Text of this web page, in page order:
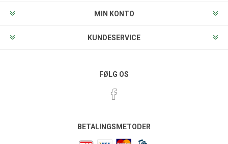
MIN KONTO
KUNDESERVICE
FØLG OS
BETALINGSMETODER